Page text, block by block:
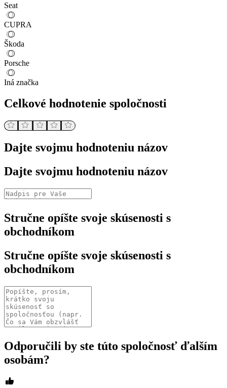
Seat
CUPRA
Škoda
Porsche
Iná značka
Celkové hodnotenie spoločnosti
Dajte svojmu hodnoteniu názov
Dajte svojmu hodnoteniu názov
Stručne opíšte svoje skúsenosti s
obchodníkom
Stručne opíšte svoje skúsenosti s
obchodníkom
Odporučili by ste túto spoločnosť ďalším
osobám?